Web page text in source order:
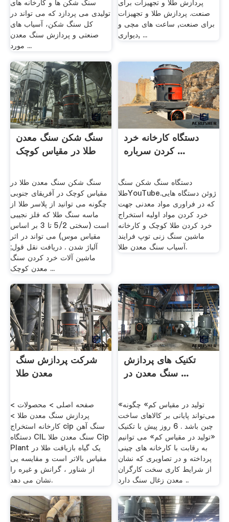
سنگ شکن ها و کارخانه های
تولیدی می پردازد که می تواند در
کل سنگ شکن، آسیاب های
صنعتی و پردازش سنگ معدن
مورد ...
پردازش طلا و تجهیزات برای
صنعت. پردازش طلا و تجهیزات
برای صنعت, ساعت های مچی و
دیواری, ...
سنگ شکن سنگ معدن
طلا در مقیاس کوچک
سنگ شکن سنگ معدن طلا در
مقیاس کوچک در آفریقای جنوبی
چگونه می توانید از پلاسر طلا از
ماسه سنگ طلا که فلز نجیبی
است (سختی 5/2 تا 3 بر اساس
مقیاس موس) می تواند در اثر
آلیاژ شدن . دریافت نقل قول;
ماشین آلات خرد کردن سنگ
معدن کوچک ...
دستگاه کارخانه خرد
کردن سرباره ...
دستگاه سنگ شکن سنگ
طلاYouTube.ژوئن دستگاه هایی
که در فراوری مواد معدنی جهت
خرد کردن مواد اولیه استخراج
خرد کردن طلا کوچک و کارخانه
ماشین سنگ زنی توپ فرایند
آسیاب سنگ معدن طلا.
شرکت پردازش سنگ
معدن طلا
صفحه اصلی > محصولات >
پردازش سنگ معدن طلا >
کارخانه استخراج cip سنگ آهن
دستگاه CIL سنگ معدن طلا Cip
Plant یک گیاه بازیافت طلا در
مقیاس بالاتر است و مقایسه یی
از شناور ، گرانش و غیره را
نشان می دهد.
تکنیک های پردازش
سنگ معدن در ...
«تولید در مقیاس کم» چگونه
می‌تواند پایانی بر کالاهای ساخت
چین باشد . 6 روز پیش با تکنیک
«تولید در مقیاس کم» می توانیم
به رقابت با کارخانه های چینی
پرداخته و در تصاویری که نشان
از شرایط کاری سخت کارگران
معدن زغال سنگ دارد ..